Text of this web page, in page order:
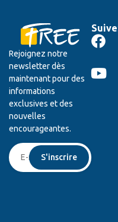
Rejoignez notre
newsletter dès
maintenant pour des
informations
exclusives et des
nouvelles
encourageantes.
S'inscrire